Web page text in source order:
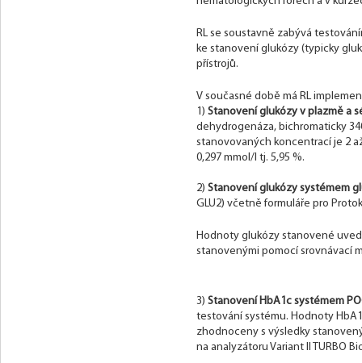
RL se soustavně zabývá
ke stanovení glukózy (typicky
přístrojů.
V současné době má RL
1) Stanovení glukózy v plazmě a
dehydrogenáza, bichromaticky
stanovovaných koncentrací je 2
0,297 mmol/l tj. 5,95 %.
2) Stanovení glukózy systémem
GLU2) včetně formuláře pro
Hodnoty glukózy stanovené
stanovenými pomocí srovnávací
3) Stanovení HbA1c systémem
testování systému. Hodnoty
zhodnoceny s výsledky
na analyzátoru Variant II TURBO